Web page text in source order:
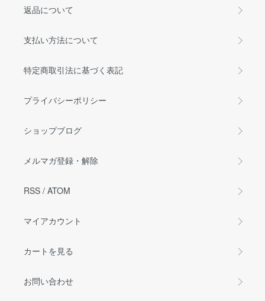
返品について
支払い方法について
特定商取引法に基づく表記
プライバシーポリシー
ショップブログ
メルマガ登録・解除
RSS / ATOM
マイアカウント
カートを見る
お問い合わせ